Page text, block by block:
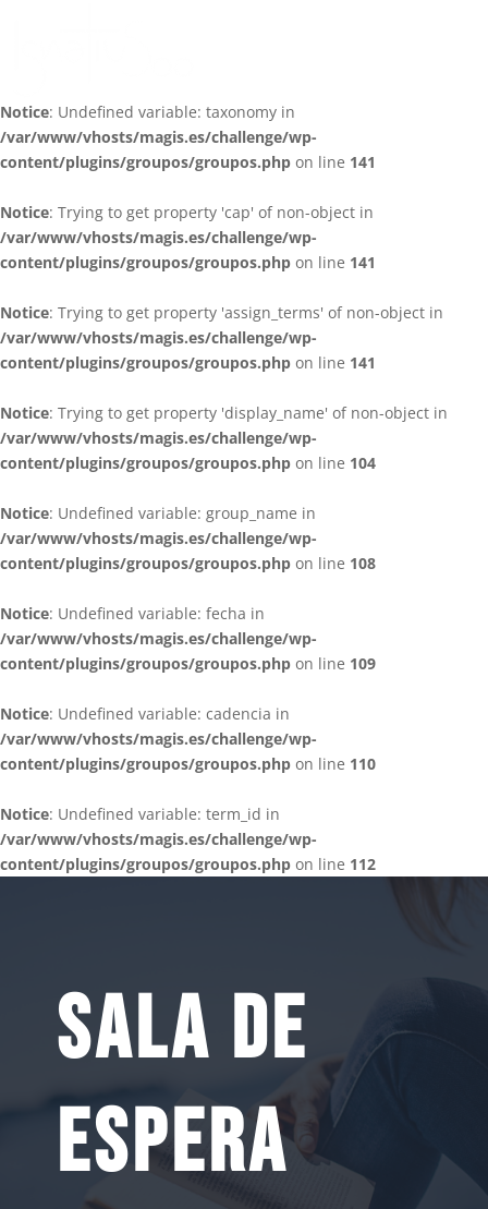
Notice: Undefined variable: taxonomy in
/var/www/vhosts/magis.es/challenge/wp-
content/plugins/groupos/groupos.php on line 141
Notice: Trying to get property 'cap' of non-object in
/var/www/vhosts/magis.es/challenge/wp-
content/plugins/groupos/groupos.php on line 141
Notice: Trying to get property 'assign_terms' of non-object in
/var/www/vhosts/magis.es/challenge/wp-
content/plugins/groupos/groupos.php on line 141
Notice: Trying to get property 'display_name' of non-object in
/var/www/vhosts/magis.es/challenge/wp-
content/plugins/groupos/groupos.php on line 104
Notice: Undefined variable: group_name in
/var/www/vhosts/magis.es/challenge/wp-
content/plugins/groupos/groupos.php on line 108
Notice: Undefined variable: fecha in
/var/www/vhosts/magis.es/challenge/wp-
content/plugins/groupos/groupos.php on line 109
Notice: Undefined variable: cadencia in
/var/www/vhosts/magis.es/challenge/wp-
content/plugins/groupos/groupos.php on line 110
Notice: Undefined variable: term_id in
/var/www/vhosts/magis.es/challenge/wp-
content/plugins/groupos/groupos.php on line 112
SALA DE
ESPERA